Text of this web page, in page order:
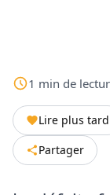
1 min de
Lire plus tard
Partager